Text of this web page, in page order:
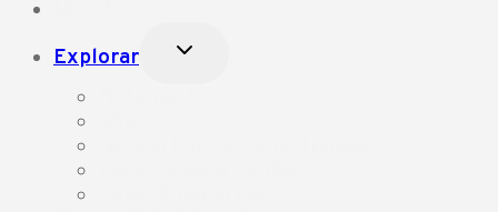
Explorar
Alternar